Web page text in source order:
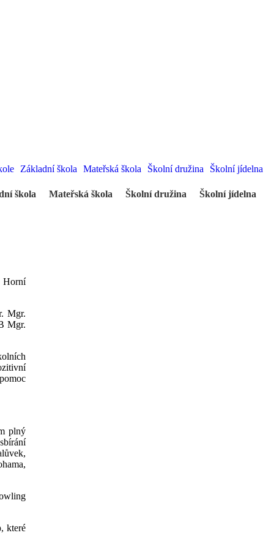
Základní škola Mateřská škola Školní družina Školní jídelna
škola Mateřská škola Školní družina Školní jídelna
Horní
Mgr.
Mgr.
plný
které